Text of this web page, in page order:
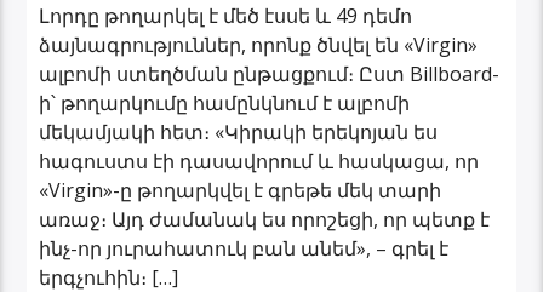
Լորդը թողարկել է մեծ էսսե և 49 դեմո
ձայնագրություններ, որոնք ծնվել են «Virgin»
ալբոմի ստեղծման ընթացքում։ Ըստ Billboard-
ի՝ թողարկումը համընկնում է ալբոմի
մեկամյակի հետ։ «Կիրակի երեկոյան ես
հագուստս էի դասավորում և հասկացա, որ
«Virgin»-ը թողարկվել է գրեթե մեկ տարի
առաջ։ Այդ ժամանակ ես որոշեցի, որ պետք է
ինչ-որ յուրահատուկ բան անեմ», – գրել է
երգչուհին։ […]